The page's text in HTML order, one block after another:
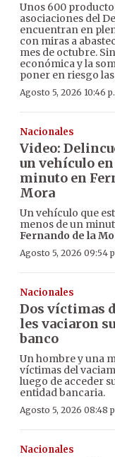
Unos 600
asociaciones del
encuentran en
con miras a
mes de octubre.
económica y la
poner en riesgo
Agosto 5, 2026 10:46
Nacionales
Video:
un vehículo
minuto en
Mora
Un vehículo que
menos de un
Fernando de la
Agosto 5, 2026 09:54
Nacionales
Dos víctimas
les vaciaron
banco
Un hombre y una
víctimas del
luego de acceder
entidad bancaria.
Agosto 5, 2026 08:48
Nacionales